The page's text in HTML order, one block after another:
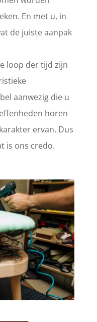
En met u, in
de juiste aanpak
loop der tijd zijn
aanwezig die u
horen
ervan. Dus
is ons credo.